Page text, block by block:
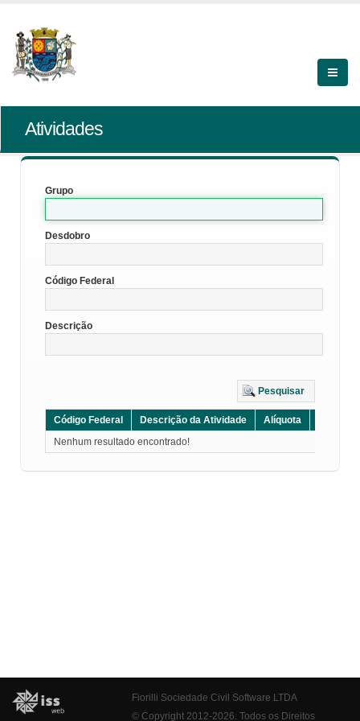
Atividades
Grupo
Desdobro
Código Federal
Descrição
Pesquisar
Código Federal Descrição da Atividade Alíquota
Nenhum resultado encontrado!
Fiorilli Sociedade Civil Software LTDA
© Copyright 2012-2026. Todos os Direitos